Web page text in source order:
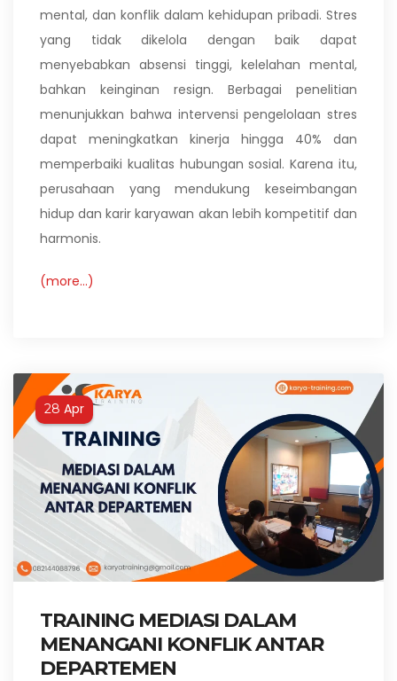
mental, dan konflik dalam kehidupan pribadi. Stres
yang tidak dikelola dengan baik dapat
menyebabkan absensi tinggi, kelelahan mental,
bahkan keinginan resign. Berbagai penelitian
menunjukkan bahwa intervensi pengelolaan stres
dapat meningkatkan kinerja hingga 40% dan
memperbaiki kualitas hubungan sosial. Karena itu,
perusahaan yang mendukung keseimbangan
hidup dan karir karyawan akan lebih kompetitif dan
harmonis.
(more…)
28 Apr
TRAINING MEDIASI DALAM
MENANGANI KONFLIK ANTAR
DEPARTEMEN